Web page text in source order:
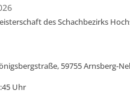
des Schachbezirks
59755 Arnsberg-
Uhr